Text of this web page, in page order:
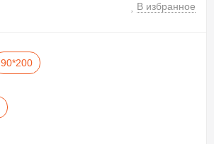
В избранное
90*200